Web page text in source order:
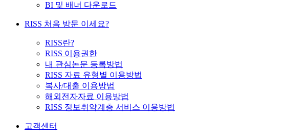
BI 및 배너 다운로드
RISS 처음 방문 이세요?
RISS란?
RISS 이용권한
내 관심논문 등록방법
RISS 자료 유형별 이용방법
복사/대출 이용방법
해외전자자료 이용방법
RISS 정보취약계층 서비스 이용방법
고객센터